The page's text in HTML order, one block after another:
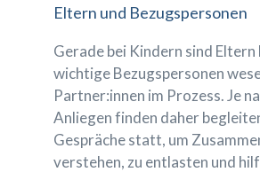
Eltern und Bezugspersonen
Gerade bei Kindern sind Eltern
wichtige Bezugspersonen
Partner:innen im Prozess. Je
Anliegen finden daher
Gespräche statt, um
verstehen, zu entlasten und